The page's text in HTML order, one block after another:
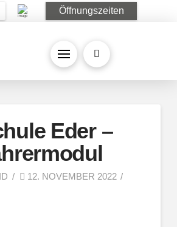
Öffnungszeiten
Eder –
12. NOVEMBER 2022